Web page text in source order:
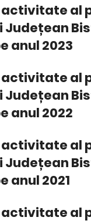
activitate al
Județean
anul 2023
activitate al
Județean
anul 2022
activitate al
Județean
anul 2021
activitate al